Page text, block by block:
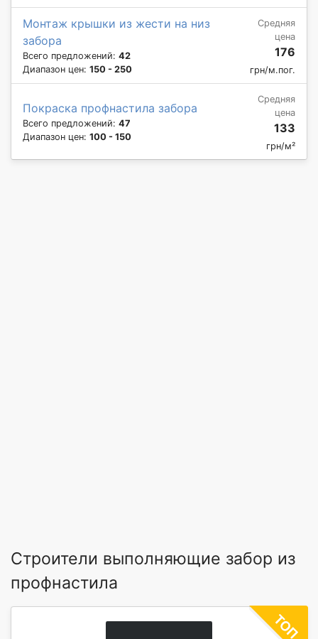
Монтаж крышки из жести на низ
забора
Всего предложений: 42
Диапазон цен: 150 - 250
Средняя
цена
176
грн/м.пог.
Покраска профнастила забора
Всего предложений: 47
Диапазон цен: 100 - 150
Средняя
цена
133
грн/м²
Строители выполняющие забор из
профнастила